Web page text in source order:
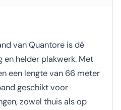
van Quantore is dé
helder plakwerk. Met
een lengte van 66 meter
geschikt voor
zowel thuis als op